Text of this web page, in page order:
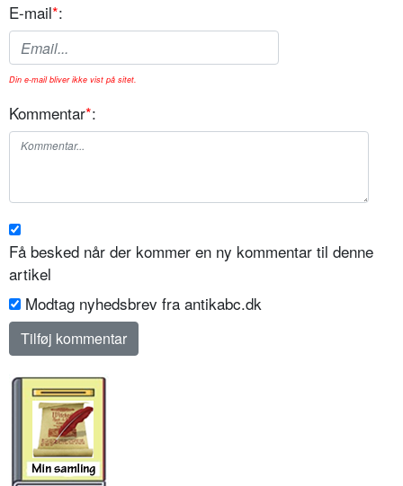
E-mail*:
Din e-mail bliver ikke vist på sitet.
Kommentar*:
Få besked når der kommer en ny kommentar til denne
artikel
Modtag nyhedsbrev fra antikabc.dk